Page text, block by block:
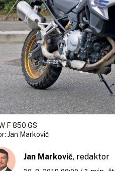
F 850 GS
Jan Markovič
Jan Markovič, redaktor